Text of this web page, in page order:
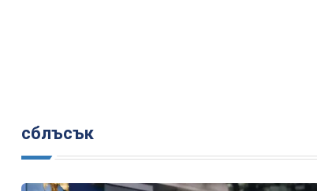
сблъсък